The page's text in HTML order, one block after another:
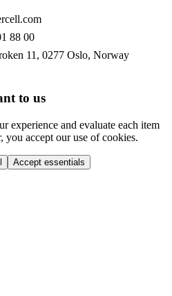
88 00
11, 0277 Oslo, Norway
to us
experience and evaluate each item
accept our use of cookies.
Accept essentials